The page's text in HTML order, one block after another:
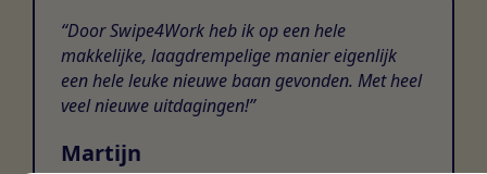
Door Swipe4Work heb ik op een hele
makkelijke, laagdrempelige manier eigenlijk
een hele leuke nieuwe baan gevonden. Met heel
veel nieuwe uitdagingen!
Martijn